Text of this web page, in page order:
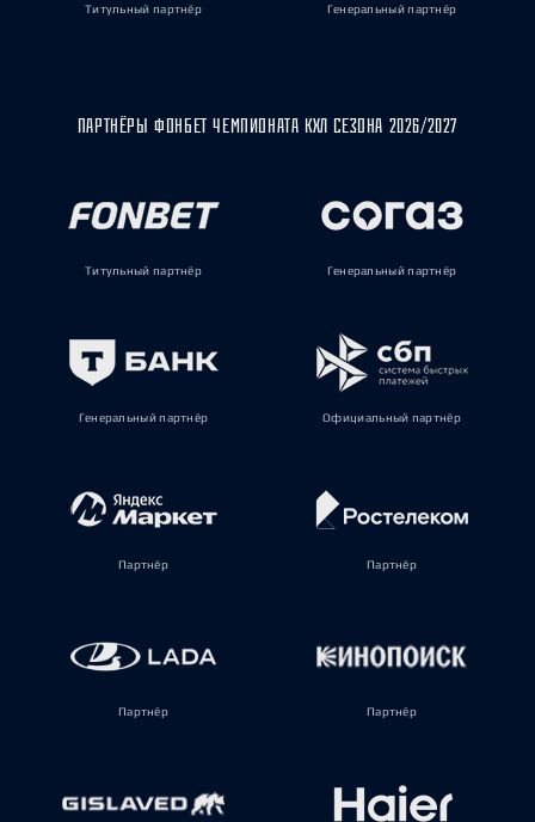
Титульный партнёр Генеральный партнёр
ПАРТНЁРЫ ФОНБЕТ ЧЕМПИОНАТА КХЛ СЕЗОНА 2026/2027
Титульный партнёр Генеральный партнёр
Генеральный партнёр Официальный партнёр
Партнёр Партнёр
Партнёр Партнёр